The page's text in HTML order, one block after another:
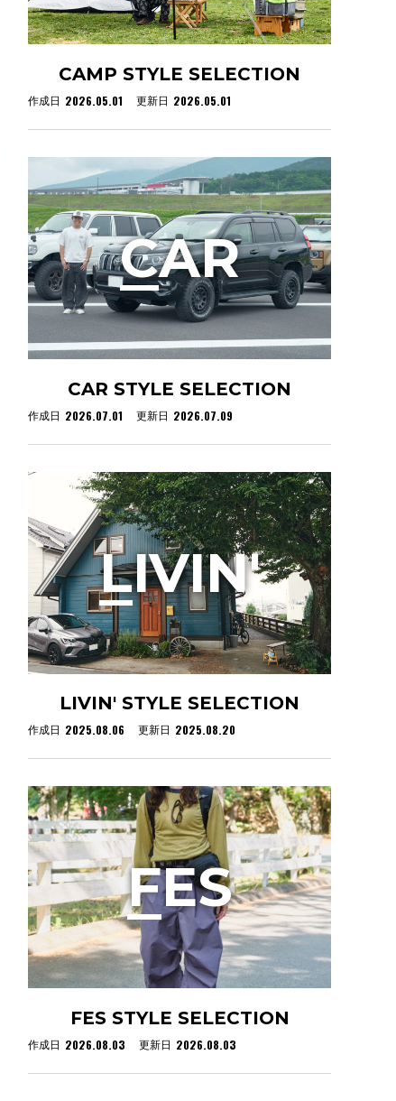
CAMP STYLE SELECTION
作成日 2026.05.01 更新日 2026.05.01
CAR STYLE SELECTION
作成日 2026.07.01 更新日 2026.07.09
CAR
LIVIN' STYLE SELECTION
作成日 2025.08.06 更新日 2025.08.20
LIVIN'
FES STYLE SELECTION
作成日 2026.08.03 更新日 2026.08.03
FES